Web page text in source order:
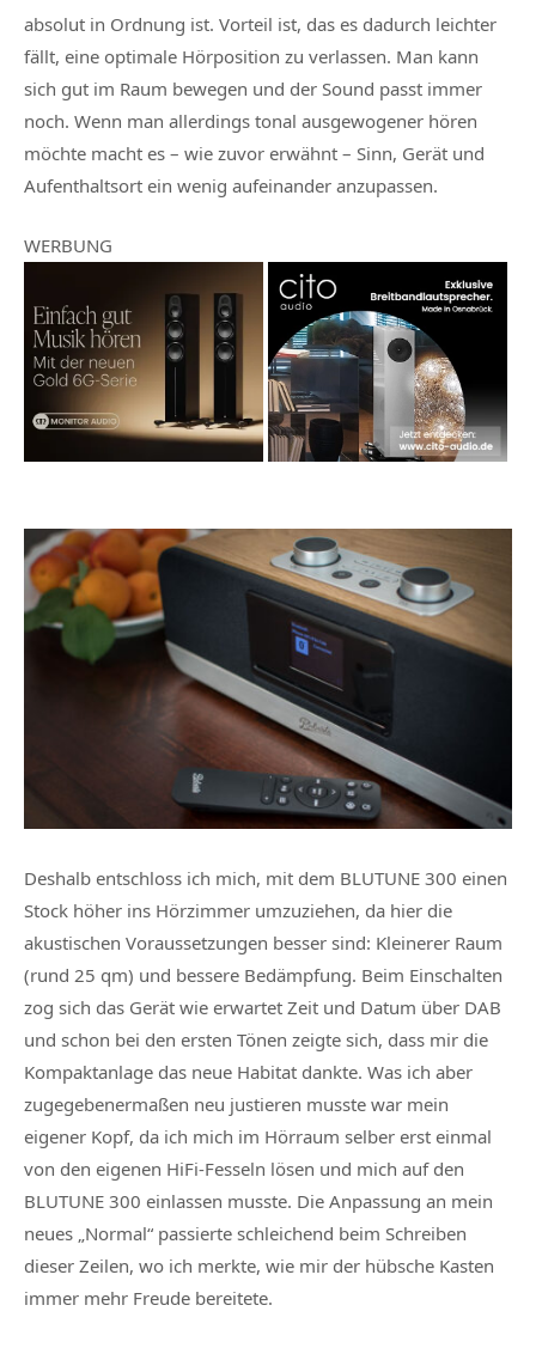
absolut in Ordnung ist. Vorteil ist, das es dadurch leichter
fällt, eine optimale Hörposition zu verlassen. Man kann
sich gut im Raum bewegen und der Sound passt immer
noch. Wenn man allerdings tonal ausgewogener hören
möchte macht es – wie zuvor erwähnt – Sinn, Gerät und
Aufenthaltsort ein wenig aufeinander anzupassen.
WERBUNG
Deshalb entschloss ich mich, mit dem BLUTUNE 300 einen
Stock höher ins Hörzimmer umzuziehen, da hier die
akustischen Voraussetzungen besser sind: Kleinerer Raum
(rund 25 qm) und bessere Bedämpfung. Beim Einschalten
zog sich das Gerät wie erwartet Zeit und Datum über DAB
und schon bei den ersten Tönen zeigte sich, dass mir die
Kompaktanlage das neue Habitat dankte. Was ich aber
zugegebenermaßen neu justieren musste war mein
eigener Kopf, da ich mich im Hörraum selber erst einmal
von den eigenen HiFi-Fesseln lösen und mich auf den
BLUTUNE 300 einlassen musste. Die Anpassung an mein
neues „Normal“ passierte schleichend beim Schreiben
dieser Zeilen, wo ich merkte, wie mir der hübsche Kasten
immer mehr Freude bereitete.